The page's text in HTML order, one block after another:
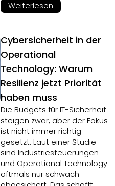
Weiterlesen
Cybersicherheit in der
Operational
Technology: Warum
Resilienz jetzt Priorität
haben muss
Die Budgets für IT-Sicherheit
steigen zwar, aber der Fokus
ist nicht immer richtig
gesetzt. Laut einer Studie
sind Industriesteuerungen
und Operational Technology
oftmals nur schwach